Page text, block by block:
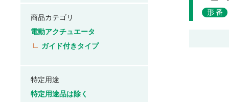
形番
商品カテゴリ
電動アクチュエータ
ガイド付きタイプ
特定用途
特定用途品は除く